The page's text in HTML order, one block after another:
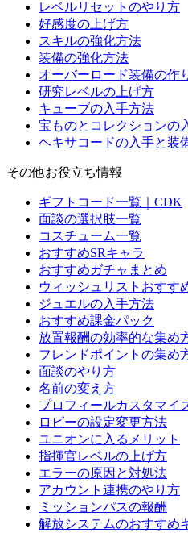
レベルリセットのやり方
好感度の上げ方
スキルの強化方法
装備の強化方法
オーバーロード装備の作
研究レベルの上げ方
キューブの入手方法
宝ものとコレクションの
ヘキサコードの入手と装
その他お役立ち情報
ギフトコード一覧｜CDK
面談の選択肢一覧
コスチューム一覧
おすすめSRキャラ
おすすめガチャまとめ
ウィッシュリストおすす
ジュエルの入手方法
おすすめ課金パック
放置報酬の効率的な集め
フレンドポイントの集め
面談のやり方
名前の変え方
プロフィールカスタマイ
ロビーの設定変更方法
ユニオンに入るメリット
指揮官レベルの上げ方
エラーの原因と対処法
アカウント連携のやり方
ミッションパスの報酬
解放システムのおすすめ